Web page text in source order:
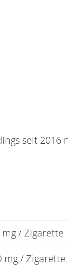
seit
mg / Zigarette
mg / Zigarette